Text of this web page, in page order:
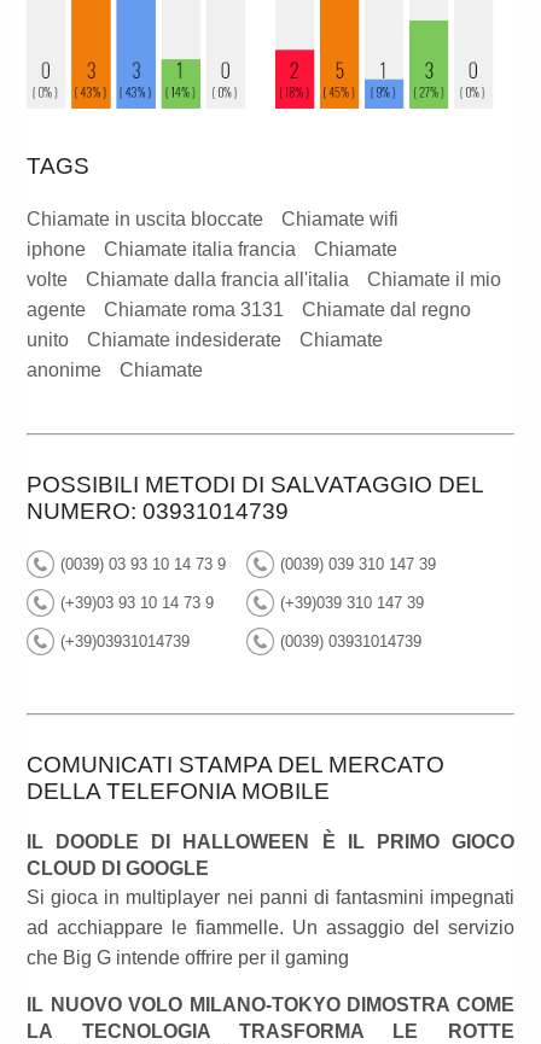
TAGS
Chiamate in uscita bloccate
Chiamate wifi
iphone
Chiamate italia francia
Chiamate
volte
Chiamate dalla francia all'italia
Chiamate il mio
agente
Chiamate roma 3131
Chiamate dal regno
unito
Chiamate indesiderate
Chiamate
anonime
Chiamate
POSSIBILI METODI DI SALVATAGGIO DEL
NUMERO: 03931014739
(0039) 03 93 10 14 73 9 (0039) 039 310 147 39
(+39)03 93 10 14 73 9 (+39)039 310 147 39
(+39)03931014739 (0039) 03931014739
COMUNICATI STAMPA DEL MERCATO
DELLA TELEFONIA MOBILE
IL DOODLE DI HALLOWEEN È IL PRIMO GIOCO
CLOUD DI GOOGLE
Si gioca in multiplayer nei panni di fantasmini impegnati
ad acchiappare le fiammelle. Un assaggio del servizio
che Big G intende offrire per il gaming
IL NUOVO VOLO MILANO-TOKYO DIMOSTRA COME
LA TECNOLOGIA TRASFORMA LE ROTTE